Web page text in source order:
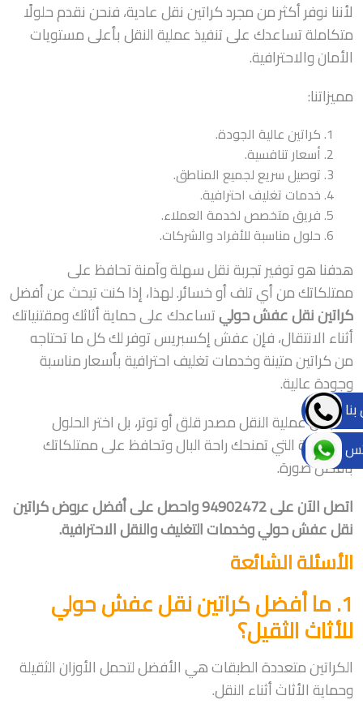
لأننا نوفر أكثر من مجرد كراتين نقل عادية، فنحن نقدم حلولًا
متكاملة تساعدك على تنفيذ عملية النقل بأعلى مستويات
الأمان والاحترافية.
مميزاتنا:
كراتين عالية الجودة.
أسعار تنافسية.
توصيل سريع لجميع المناطق.
خدمات تغليف احترافية.
فريق متخصص لخدمة العملاء.
حلول مناسبة للأفراد والشركات.
هدفنا هو توفير تجربة نقل سهلة وآمنة تحافظ على
ممتلكاتك من أي تلف أو خسائر. لهذا، إذا كنت تبحث عن أفضل
كراتين نقل عفش حوليتساعدك على حماية أثاثك ومقتنياتك
أثناء الانتقال، فإن عفش إكسبريس توفر لك كل ما تحتاجه
من كراتين متينة وخدمات تغليف احترافية بأسعار مناسبة
وجودة عالية.
لا تجعل عملية النقل مصدر قلق أو توتر، بل اختر الحلول
الاحترافية التي تمنحك راحة البال وتحافظ على ممتلكاتك
بأفضل صورة.
اتصل الآن على 94902472 واحصل على أفضل عروض كراتين
نقل عفش حولي وخدمات التغليف والنقل الاحترافية.
الأسئلة الشائعة
1. ما أفضل كراتين نقل عفش حولي
للأثاث الثقيل؟
الكراتين متعددة الطبقات هي الأفضل لتحمل الأوزان الثقيلة
وحماية الأثاث أثناء النقل.